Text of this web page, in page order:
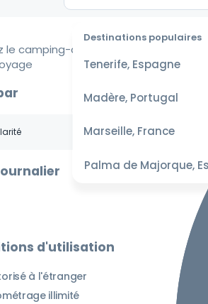
Destinations populaires
Tenerife, Espagne
Madère, Portugal
Marseille, France
Palma de Majorque,
le camping-car idéal pour
d'utilisation
à l'étranger
illimité